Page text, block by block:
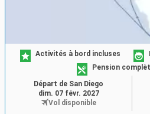
Activités à bord incluses
Pension
Départ de San Diego
dim. 07 févr. 2027
Vol disponible